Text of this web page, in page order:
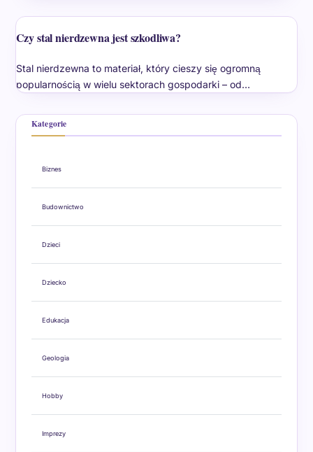
Czy stal nierdzewna jest szkodliwa?
Stal nierdzewna to materiał, który cieszy się ogromną
popularnością w wielu sektorach gospodarki – od…
Kategorie
Biznes
Budownictwo
Dzieci
Dziecko
Edukacja
Geologia
Hobby
Imprezy